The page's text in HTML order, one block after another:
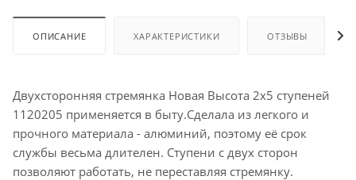
ОПИСАНИЕ ХАРАКТЕРИСТИКИ ОТЗЫВЫ
Двухсторонняя стремянка Новая Высота 2х5 ступеней
1120205 применяется в быту.Сделала из легкого и
прочного материала - алюминий, поэтому её срок
службы весьма длителен. Ступени с двух сторон
позволяют работать, не переставляя стремянку.